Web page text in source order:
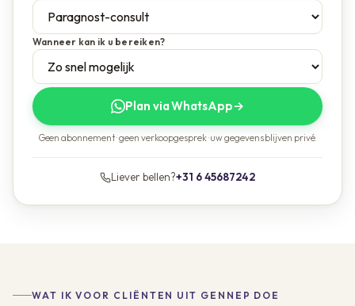
Wanneer kan ik u bereiken?
Plan via WhatsApp→
Geen abonnement · geen verkoopgesprek · uw gegevens blijven privé.
Liever bellen?+31 6 45687242
WAT IK VOOR CLIËNTEN UIT GENNEP DOE